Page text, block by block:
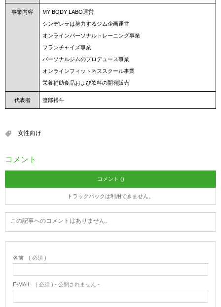
事業内容
MY BODY LABO運営
シンデレラは努力するジム企画運営
オンラインパーソナルトレーニング事業
フランチャイズ事業
パーソナルジムのプロデュース事業
オンラインフィットネススクール事業
栄養補助食品および飲料の開発販売
代表者 渡部裕斗
女性向け
コメント
コメント ()
トラックバックは利用できません。
この記事へのコメントはありません。
名前 ( 必須 )
E-MAIL ( 必須 ) - 公開されません -